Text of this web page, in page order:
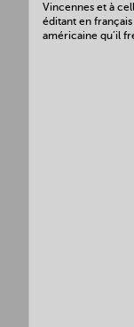
Vincennes et à
éditant en
américaine qu’il